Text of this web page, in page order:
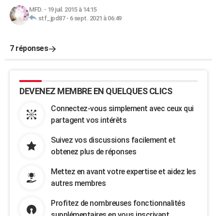
MFD. - 19 juil. 2015 à 14:15
stf_jpd87- 6 sept. 2021 à 06:49
7 réponses
DEVENEZ MEMBRE EN QUELQUES CLICS
Connectez-vous simplement avec ceux qui
partagent vos intérêts
Suivez vos discussions facilement et
obtenez plus de réponses
Mettez en avant votre expertise et aidez les
autres membres
Profitez de nombreuses fonctionnalités